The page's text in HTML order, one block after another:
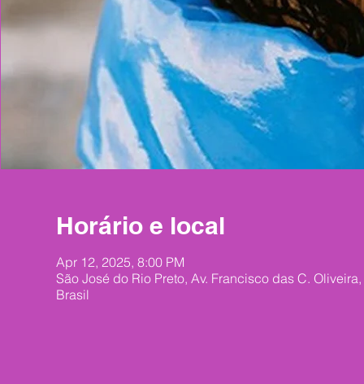
Horário e local
Apr 12, 2025, 8:00 PM
São José do Rio Preto, Av. Francisco das C.
Brasil